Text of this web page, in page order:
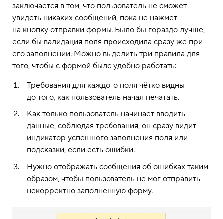
заключается в том, что пользователь не сможет
увидеть никаких сообщений, пока не нажмёт
на кнопку отправки формы. Было бы гораздо лучше,
если бы валидация поля происходила сразу же при
его заполнении. Можно выделить три правила для
того, чтобы с формой было удобно работать:
Требования для каждого поля чётко видны
до того, как пользователь начал печатать.
Как только пользователь начинает вводить
данные, соблюдая требования, он сразу видит
индикатор успешного заполнения поля или
подсказки, если есть ошибки.
Нужно отображать сообщения об ошибках таким
образом, чтобы пользователь не мог отправить
некорректно заполненную форму.